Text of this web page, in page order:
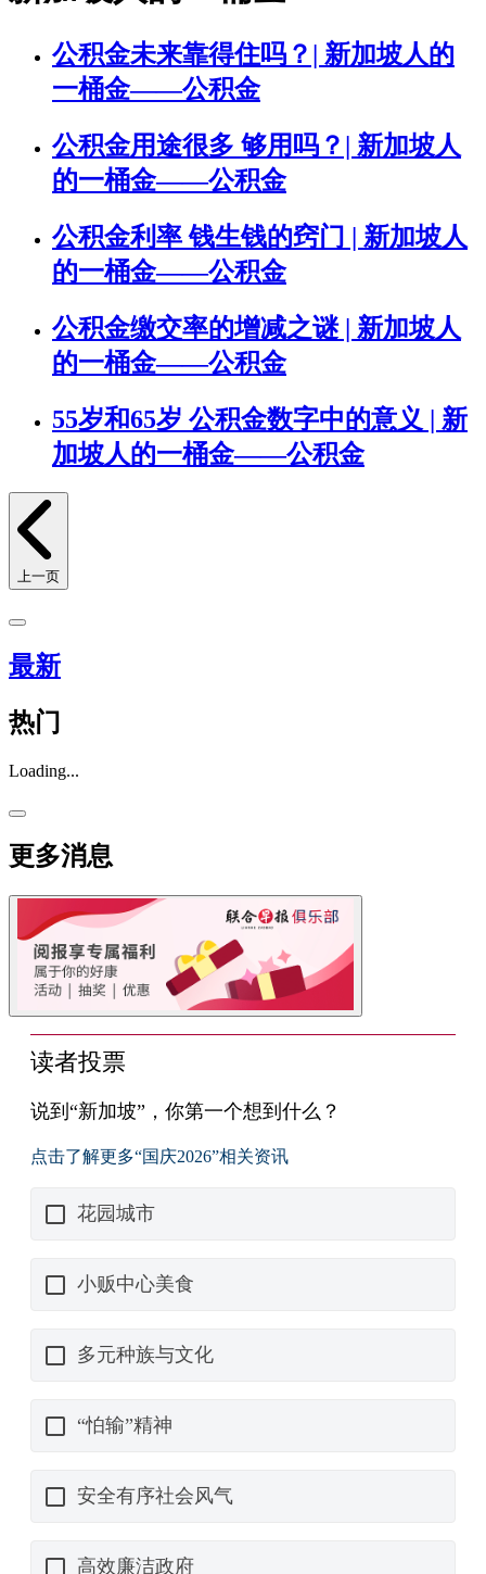
公积金未来靠得住吗？| 新加坡人的
一桶金——公积金
公积金用途很多 够用吗？| 新加坡人
的一桶金——公积金
公积金利率 钱生钱的窍门 | 新加坡人
的一桶金——公积金
公积金缴交率的增减之谜 | 新加坡人
的一桶金——公积金
55岁和65岁 公积金数字中的意义 | 新
加坡人的一桶金——公积金
上一页
最新
热门
Loading...
更多消息